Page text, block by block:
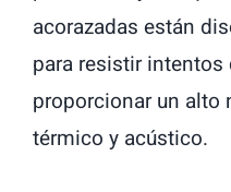
acorazadas están
para resistir intentos
proporcionar un alto
térmico y acústico.